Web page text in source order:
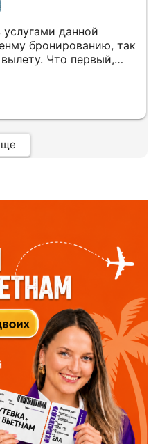
данной
бронированию, так
Что первый,
подобраны под наши
идеально. Работаем
всегда на